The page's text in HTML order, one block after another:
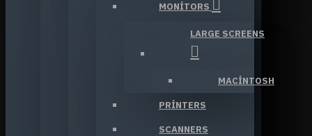
MONITORS
LARGE SCREENS
MACINTOSH
PRINTERS
SCANNERS